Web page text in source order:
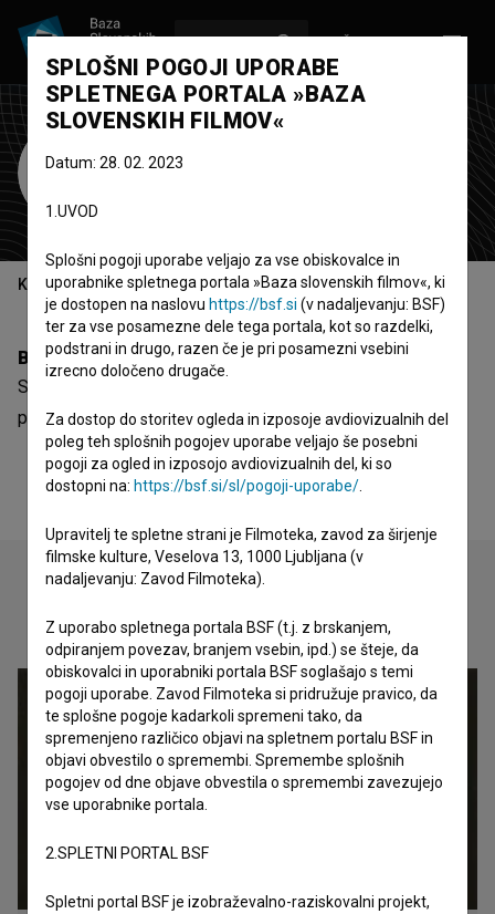
Sebastjan Ajdnik
Kazalo
Biografija
Sebastjan Ajdnik je organizator prehrane. Najodmevnejši
projekt, pri katerem je sodeloval, jeSkriti ljudje (2025).
Oglejte si
SPLOŠNI POGOJI UPORABE
SPLETNEGA PORTALA »BAZA
SLOVENSKIH FILMOV«
Datum: 28. 02. 2023
1.UVOD
Splošni pogoji uporabe veljajo za vse obiskovalce in
uporabnike spletnega portala »Baza slovenskih filmov«, ki
je dostopen na naslovu https://bsf.si (v nadaljevanju: BSF)
ter za vse posamezne dele tega portala, kot so razdelki,
podstrani in drugo, razen če je pri posamezni vsebini
izrecno določeno drugače.
Za dostop do storitev ogleda in izposoje avdiovizualnih del
poleg teh splošnih pogojev uporabe veljajo še posebni
pogoji za ogled in izposojo avdiovizualnih del, ki so
dostopni na: https://bsf.si/sl/pogoji-uporabe/
Upravitelj te spletne strani je Filmoteka, zavod za širjenje
filmske kulture, Veselova 13, 1000 Ljubljana (v
nadaljevanju: Zavod Filmoteka).
Z uporabo spletnega portala BSF (t.j. z brskanjem,
odpiranjem povezav, branjem vsebin, ipd.) se šteje, da
obiskovalci in uporabniki portala BSF soglašajo s temi
pogoji uporabe. Zavod Filmoteka si pridružuje pravico, da
te splošne pogoje kadarkoli spremeni tako, da
spremenjeno različico objavi na spletnem portalu BSF in
objavi obvestilo o spremembi. Spremembe splošnih
pogojev od dne objave obvestila o spremembi zavezujejo
vse uporabnike portala.
2.SPLETNI PORTAL BSF
Spletni portal BSF je izobraževalno-raziskovalni projekt,